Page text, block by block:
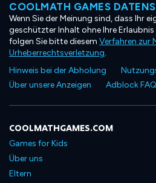
COOLMATH GAMES
Wenn Sie der Meinung sind, dass Ihr
geschützter Inhalt ohne Ihre
folgen Sie bitte diesem Verfahren zur
Urheberrechtsverletzung.
Hinweis bei der Abholung
Über unsere Anzeigen
Adblock FAQ
COOLMATHGAMES.COM
Games for Kids
Über uns
Eltern